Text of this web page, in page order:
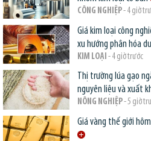
CÔNG NGHIỆP- 4 giờ
Giá kim loại công
xu hướng phân hóa
KIM LOẠI - 4 giờ trước
Thị trường lúa gạo
nguyên liệu và xuất
NÔNG NGHIỆP- 5 giờ
Giá vàng thế giới